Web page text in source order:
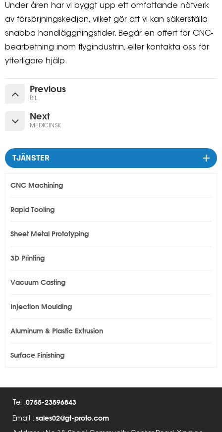
Under åren har vi byggt upp ett omfattande nätverk
av försörjningskedjan, vilket gör att vi kan säkerställa
snabba handläggningstider. Begär en offert för CNC-
bearbetning inom flygindustrin, eller kontakta oss för
ytterligare hjälp.
Previous
BIL
Next
MEDICINSK
TJÄNSTER
CNC Machining
Rapid Tooling
Sheet Metal Prototyping
3D Printing
Vacuum Casting
Injection Moulding
Aluminum & Plastic Extrusion
Surface Finishing
Tel :0755-23596843
Email : sales02@gt-proto.com